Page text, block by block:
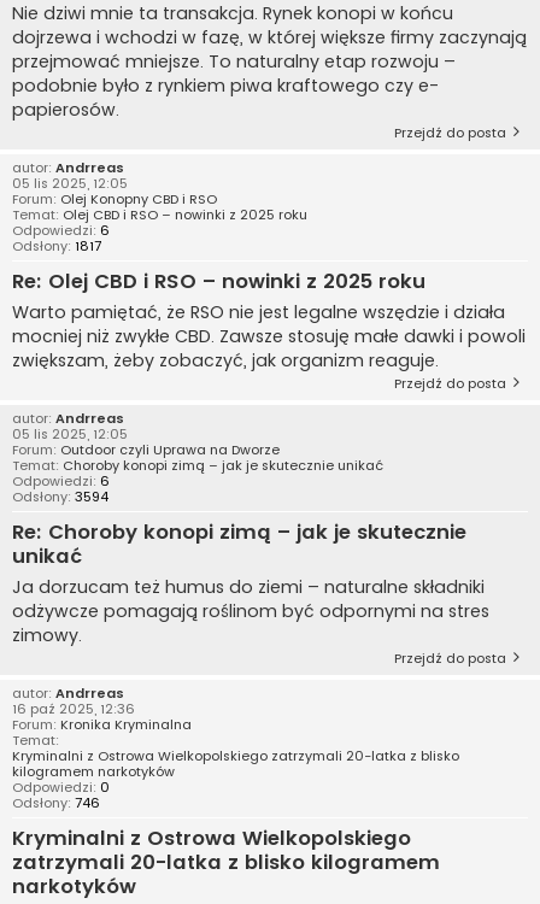
Nie dziwi mnie ta transakcja. Rynek konopi w końcu
dojrzewa i wchodzi w fazę, w której większe firmy zaczynają
przejmować mniejsze. To naturalny etap rozwoju –
podobnie było z rynkiem piwa kraftowego czy e-
papierosów.
Przejdź do posta
autor: Andrreas
05 lis 2025, 12:05
Forum: Olej Konopny CBD i RSO
Temat: Olej CBD i RSO – nowinki z 2025 roku
Odpowiedzi: 6
Odsłony: 1817
Re: Olej CBD i RSO – nowinki z 2025 roku
Warto pamiętać, że RSO nie jest legalne wszędzie i działa
mocniej niż zwykłe CBD. Zawsze stosuję małe dawki i powoli
zwiększam, żeby zobaczyć, jak organizm reaguje.
Przejdź do posta
autor: Andrreas
05 lis 2025, 12:05
Forum: Outdoor czyli Uprawa na Dworze
Temat: Choroby konopi zimą – jak je skutecznie unikać
Odpowiedzi: 6
Odsłony: 3594
Re: Choroby konopi zimą – jak je skutecznie
unikać
Ja dorzucam też humus do ziemi – naturalne składniki
odżywcze pomagają roślinom być odpornymi na stres
zimowy.
Przejdź do posta
autor: Andrreas
16 paź 2025, 12:36
Forum: Kronika Kryminalna
Temat:
Kryminalni z Ostrowa Wielkopolskiego zatrzymali 20-latka z blisko
kilogramem narkotyków
Odpowiedzi: 0
Odsłony: 746
Kryminalni z Ostrowa Wielkopolskiego
zatrzymali 20-latka z blisko kilogramem
narkotyków